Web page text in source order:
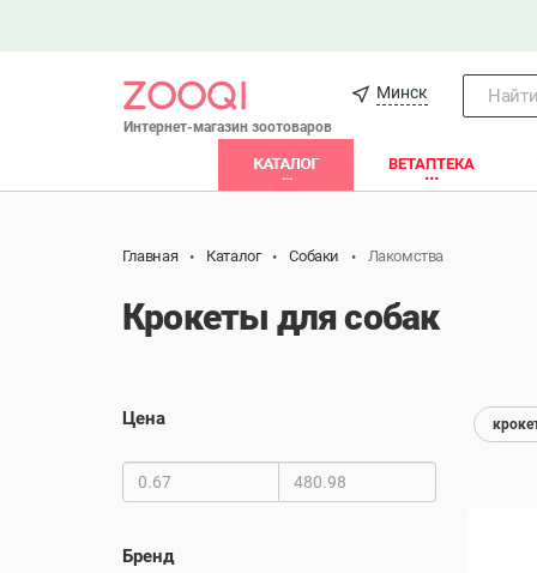
Интернет-магазин зоотоваров
Минск
КАТАЛОГ ВЕТАПТЕКА
Главная Каталог Собаки Лакомства
Крокеты для собак
Цена
Бренд